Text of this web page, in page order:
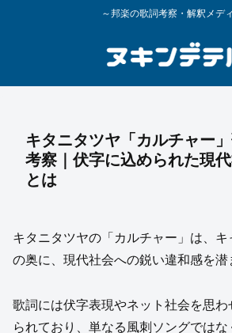
～邦楽の歌詞考察・解釈メデ
キタニタツヤ「カルチャー
考察｜伏字に込められた現
とは
キタニタツヤの「カルチャー」は、
の奥に、現代社会への鋭い違和感を潜
歌詞には伏字表現やネット社会を思
られており、単なる風刺ソングでは